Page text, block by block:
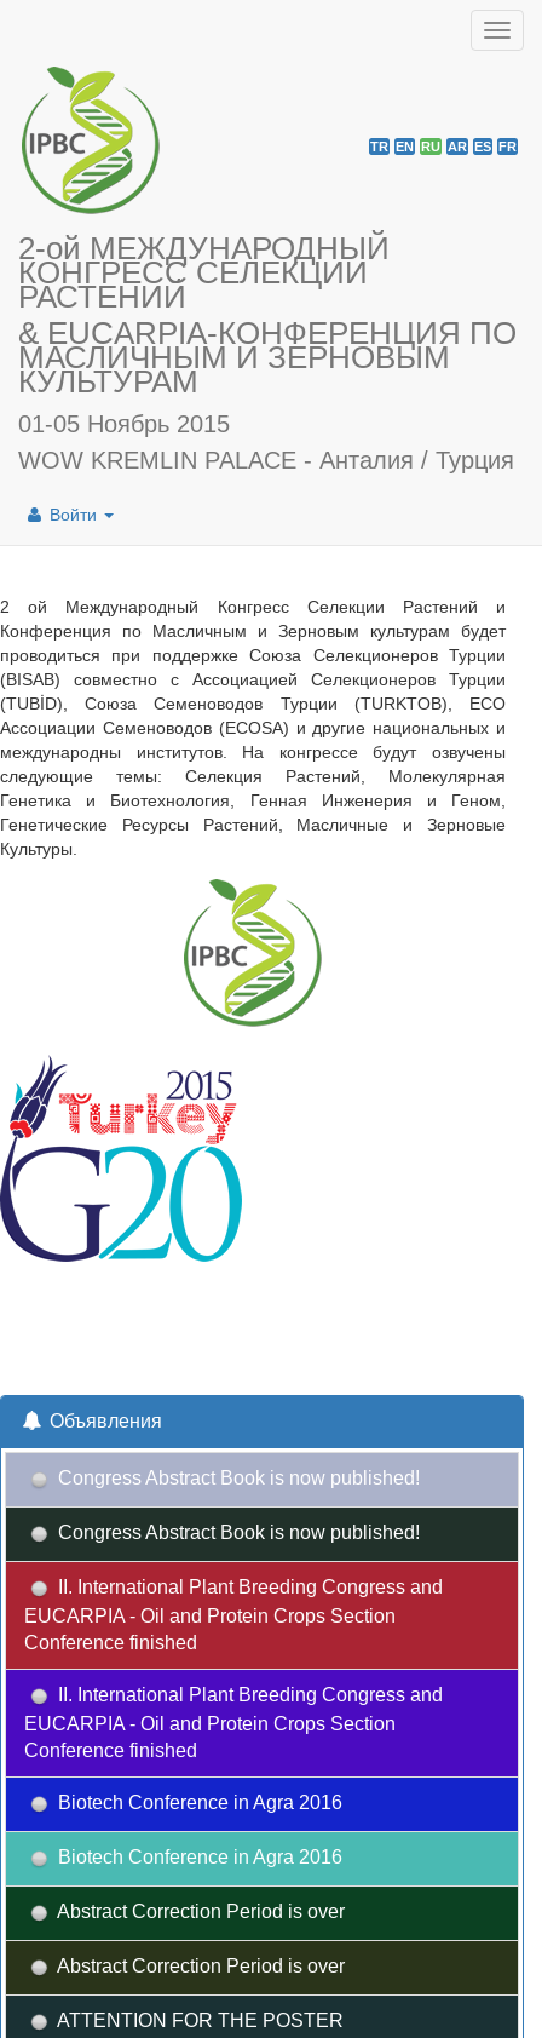
2-ой МЕЖДУНАРОДНЫЙ
КОНГРЕСС СЕЛЕКЦИИ
РАСТЕНИЙ
& EUCARPIA-КОНФЕРЕНЦИЯ ПО
МАСЛИЧНЫМ И ЗЕРНОВЫМ
КУЛЬТУРАМ
01-05 Ноябрь 2015
WOW KREMLIN PALACE - Анталия / Турция
TR EN RU AR ES FR
Войти
2 ой Международный Конгресс Селекции Растений и
Конференция по Масличным и Зерновым культурам будет
проводиться при поддержке Союза Селекционеров Турции
(BISAB) совместно с Ассоциацией Селекционеров Турции
(TUBİD), Союза Семеноводов Турции (TURKTOB), ECO
Ассоциации Семеноводов (ECOSA) и другие национальных и
международны институтов. На конгрессе будут озвучены
следующие темы: Селекция Растений, Молекулярная
Генетика и Биотехнология, Генная Инженерия и Геном,
Генетические Ресурсы Растений, Масличные и Зерновые
Культуры.
Объявления
Congress Abstract Book is now published!
Congress Abstract Book is now published!
II. International Plant Breeding Congress and
EUCARPIA - Oil and Protein Crops Section
Conference finished
II. International Plant Breeding Congress and
EUCARPIA - Oil and Protein Crops Section
Conference finished
Biotech Conference in Agra 2016
Biotech Conference in Agra 2016
Abstract Correction Period is over
Abstract Correction Period is over
ATTENTION FOR THE POSTER